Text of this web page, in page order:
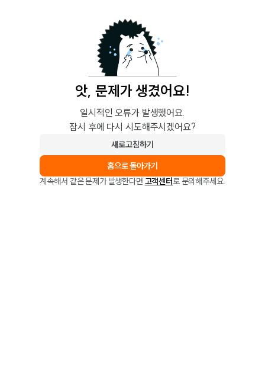
앗, 문제가 생겼어요!
일시적인 오류가 발생했어요.
잠시 후에 다시 시도해주시겠어요?
새로고침하기
홈으로 돌아가기
계속해서 같은 문제가 발생한다면 고객센터로 문의해주세요.